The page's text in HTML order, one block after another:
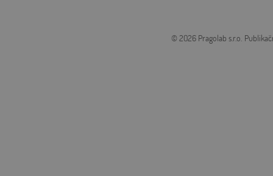
© 2026 Pragolab s.r.o.